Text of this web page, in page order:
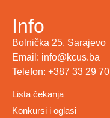
Info
Bolnička 25, Sarajevo
Email: info@kcus.ba
Telefon: +387 33 29
Lista čekanja
Konkursi i oglasi